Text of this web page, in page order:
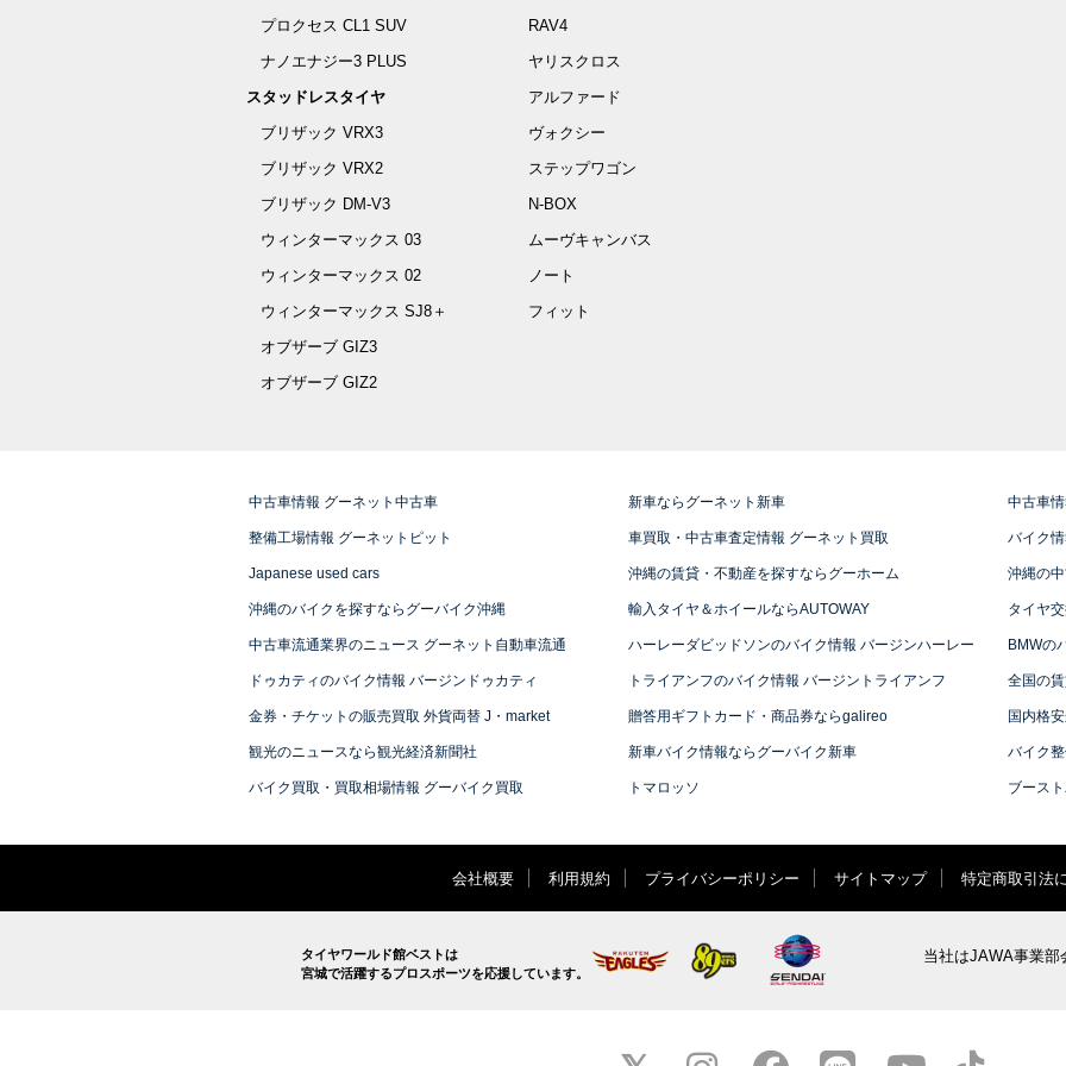
プロクセス CL1 SUV
ナノエナジー3 PLUS
スタッドレスタイヤ
ブリザック VRX3
ブリザック VRX2
ブリザック DM-V3
ウィンターマックス 03
ウィンターマックス 02
ウィンターマックス SJ8＋
オブザーブ GIZ3
オブザーブ GIZ2
RAV4
ヤリスクロス
アルファード
ヴォクシー
ステップワゴン
N-BOX
ムーヴキャンバス
ノート
フィット
中古車情報 グーネット中古車 新車ならグーネット新車 中古車
整備工場情報 グーネットピット 車買取・中古車査定情報 グーネット買取 バイク
Japanese used cars 沖縄の賃貸・不動産を探すならグーホーム 沖縄の
沖縄のバイクを探すならグーバイク沖縄 輸入タイヤ＆ホイールならAUTOWAY タイヤ
中古車流通業界のニュース グーネット自動車流通 ハーレーダビッドソンのバイク情報 バージンハーレー BMWの
ドゥカティのバイク情報 バージンドゥカティ トライアンフのバイク情報 バージントライアンフ 全国の
金券・チケットの販売買取 外貨両替 J・market 贈答用ギフトカード・商品券ならgalireo 国内格
観光のニュースなら観光経済新聞社 新車バイク情報ならグーバイク新車 バイク
バイク買取・買取相場情報 グーバイク買取 トマロッソ ブース
会社概要 利用規約 プライバシーポリシー サイトマップ 特定商取引法
タイヤワールド館ベストは
宮城で活躍するプロスポーツを応援しています。
当社はJAWA事業部